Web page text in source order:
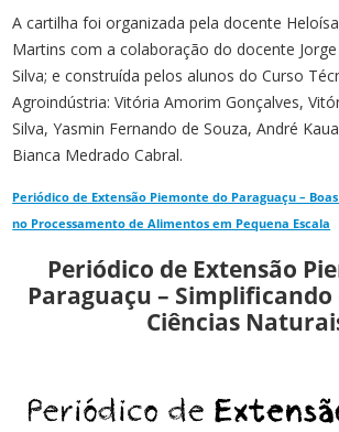
A cartilha foi organizada pela docente
Martins com a colaboração do docente Jorge
Silva; e construída pelos alunos do Curso
Agroindústria: Vitória Amorim Gonçalves,
Silva, Yasmin Fernando de Souza, André
Bianca Medrado Cabral.
Periódico de Extensão Piemonte do Paraguaçu –
no Processamento de Alimentos em Pequena Escala
Periódico de Extensão
Paraguaçu – Simplificando
Ciências